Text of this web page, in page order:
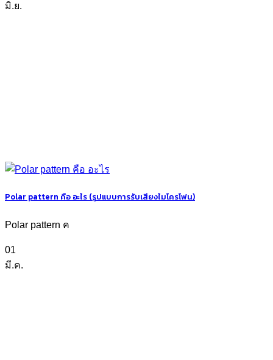
มิ.ย.
Polar pattern คือ อะไร (รูปแบบการรับเสียงไมโครโฟน)
Polar pattern ค
01
มี.ค.